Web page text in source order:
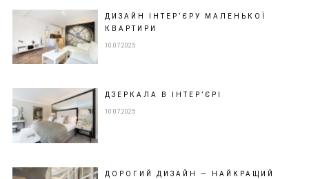
ДИЗАЙН ІНТЕР’ЄРУ МАЛЕНЬКОЇ
КВАРТИРИ
10.07.2025
ДЗЕРКАЛА В ІНТЕР’ЄРІ
10.07.2025
ДОРОГИЙ ДИЗАЙН — НАЙКРАЩИЙ